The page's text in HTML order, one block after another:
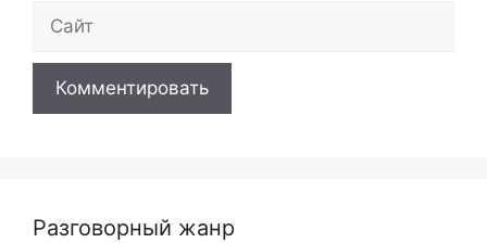
Сайт
Разговорный жанр